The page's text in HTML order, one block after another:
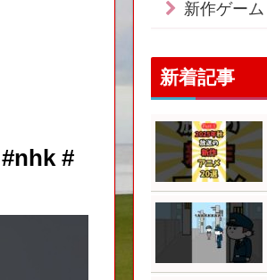
#
新作ゲーム
新着記事